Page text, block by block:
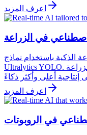
اعرف المزيد
في الزراعة
الذكية باستخدام نماذج
Ultralytics YOLO. عزز مراقبة المحاصيل، وتتبع الماشية، والزراعة
اعرف المزيد
في الروبوتات